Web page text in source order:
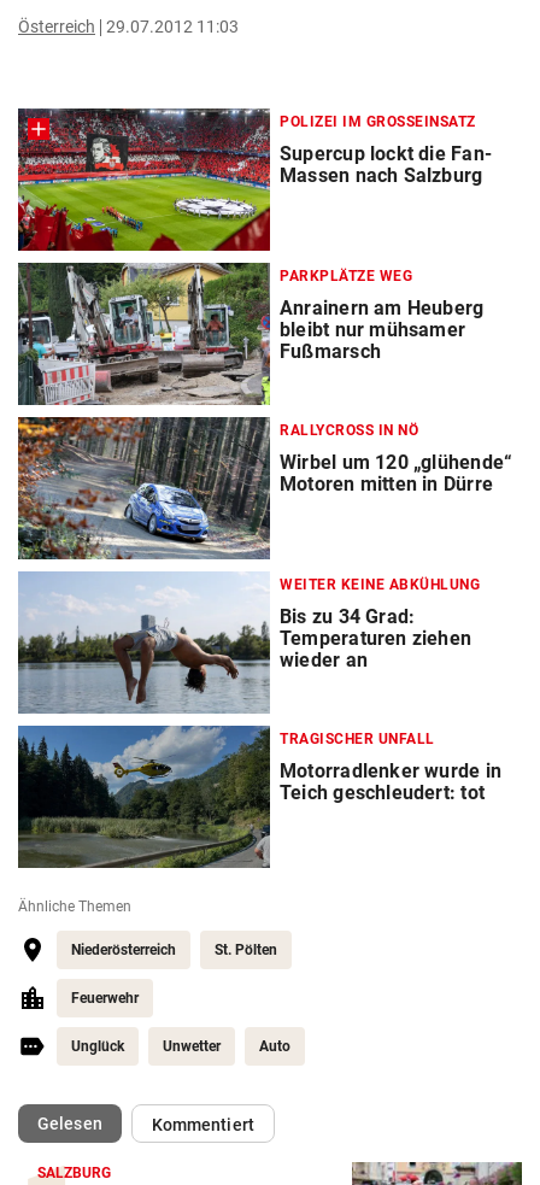
Österreich 29.07.2012 11:03
POLIZEI IM GROSSEINSATZ
Supercup lockt die Fan-
Massen nach Salzburg
PARKPLÄTZE WEG
Anrainern am Heuberg
bleibt nur mühsamer
Fußmarsch
RALLYCROSS IN NÖ
Wirbel um 120 „glühende“
Motoren mitten in Dürre
WEITER KEINE ABKÜHLUNG
Bis zu 34 Grad:
Temperaturen ziehen
wieder an
TRAGISCHER UNFALL
Motorradlenker wurde in
Teich geschleudert: tot
Ähnliche Themen
Niederösterreich St. Pölten
Feuerwehr
Unglück Unwetter Auto
Gelesen(ausgewählt)Kommentiert
SALZBURG